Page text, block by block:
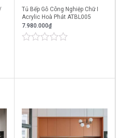
Tủ Bếp Gỗ Công Nghiệp Chữ I
Acrylic Hoà Phát ATBL005
7.980.000₫